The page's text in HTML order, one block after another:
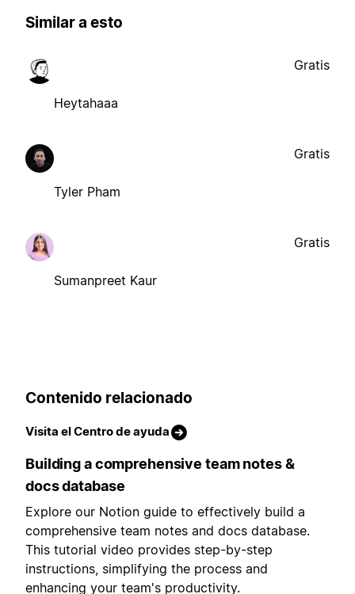
Similar a esto
Heytahaaa
Gratis
Tyler Pham
Gratis
Sumanpreet Kaur
Gratis
Contenido relacionado
Visita el Centro de ayuda
Building a comprehensive team notes &
docs database
Explore our Notion guide to effectively build a
comprehensive team notes and docs database.
This tutorial video provides step-by-step
instructions, simplifying the process and
enhancing your team's productivity.